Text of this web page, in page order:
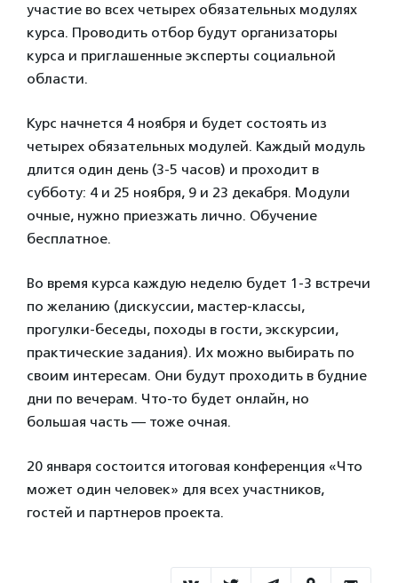
участие во всех четырех обязательных модулях
курса. Проводить отбор будут организаторы
курса и приглашенные эксперты социальной
области.
Курс начнется 4 ноября и будет состоять из
четырех обязательных модулей. Каждый модуль
длится один день (3-5 часов) и проходит в
субботу: 4 и 25 ноября, 9 и 23 декабря. Модули
очные, нужно приезжать лично. Обучение
бесплатное.
Во время курса каждую неделю будет 1-3 встречи
по желанию (дискуссии, мастер-классы,
прогулки-беседы, походы в гости, экскурсии,
практические задания). Их можно выбирать по
своим интересам. Они будут проходить в будние
дни по вечерам. Что-то будет онлайн, но
большая часть — тоже очная.
20 января состоится итоговая конференция «Что
может один человек» для всех участников,
гостей и партнеров проекта.